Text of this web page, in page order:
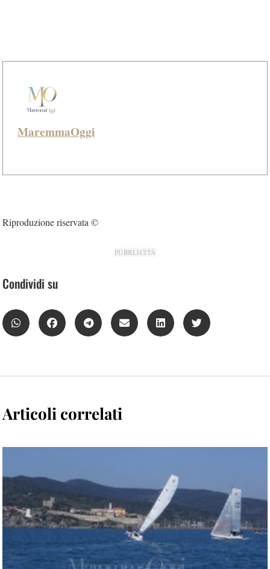
MaremmaOggi
Riproduzione riservata ©
PUBBLICITÀ
Condividi su
Articoli correlati